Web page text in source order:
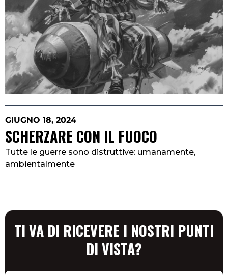
GIUGNO 18, 2024
SCHERZARE CON IL FUOCO
Tutte le guerre sono distruttive: umanamente,
ambientalmente
TI VA DI RICEVERE I NOSTRI PUNTI
DI VISTA?